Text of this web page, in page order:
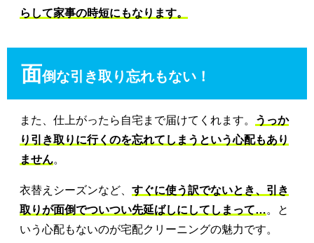
らして家事の時短にもなります。
面倒な引き取り忘れもない！
また、仕上がったら自宅まで届けてくれます。
うっか
り引き取りに行くのを忘れてしまうという心配もあり
ません。
衣替えシーズンなど、 すぐに使う訳でないとき、引き
取りが面倒でついつい先延ばしにしてしまって…。と
いう心配もないのが宅配クリーニングの魅力です。